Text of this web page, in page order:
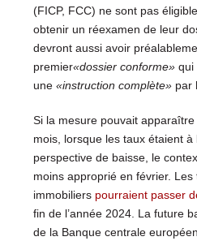
(FICP, FCC) ne sont pas
obtenir un réexamen de leur
devront aussi avoir
premier«dossier conforme»qui
une «instruction complète»par
Si la mesure pouvait
mois, lorsque les taux étaient
perspective de baisse, le
moins approprié en février.
immobiliers pourraient passer
fin de l’année 2024. La future
de la Banque centrale